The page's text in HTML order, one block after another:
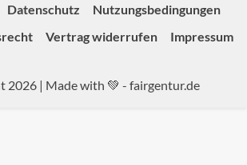
Datenschutz
Nutzungsbedingungen
Vertrag widerrufen Impressum
2026 | Made with 💚 - fairgentur.de